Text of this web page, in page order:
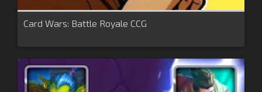
Card Wars: Battle Royale CCG